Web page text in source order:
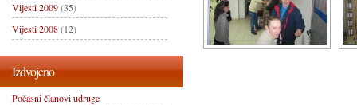
Vijesti 2009(35)
Vijesti 2008(12)
Izdvojeno
Počasni članovi udruge